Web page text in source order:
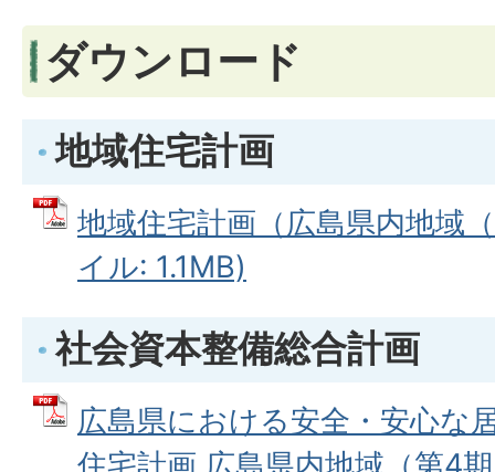
ダウンロード
地域住宅計画
地域住宅計画（広島県内地域
イル: 1.1MB)
社会資本整備総合計画
広島県における安全・安心な